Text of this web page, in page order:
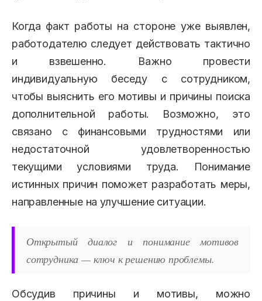
Когда факт работы на стороне уже выявлен,
работодателю следует действовать тактично
и взвешенно. Важно провести
индивидуальную беседу с сотрудником,
чтобы выяснить его мотивы и причины поиска
дополнительной работы. Возможно, это
связано с финансовыми трудностями или
недостаточной удовлетворенностью
текущими условиями труда. Понимание
истинных причин поможет разработать меры,
направленные на улучшение ситуации.
Открытый диалог и понимание мотивов
сотрудника — ключ к решению проблемы.
Обсудив причины и мотивы, можно